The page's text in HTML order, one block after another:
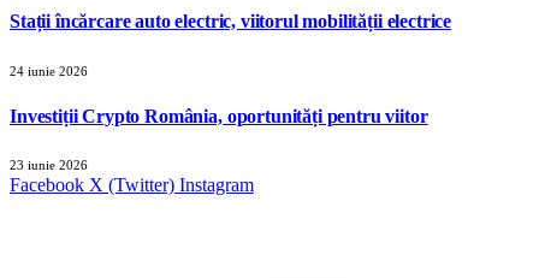
Stații încărcare auto electric, viitorul mobilității electrice
24 iunie 2026
Investiții Crypto România, oportunități pentru viitor
23 iunie 2026
Facebook X (Twitter) Instagram